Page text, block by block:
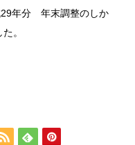
29年分 年末調整のしか
。